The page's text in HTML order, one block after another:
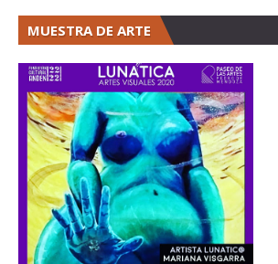
MUESTRA DE ARTE